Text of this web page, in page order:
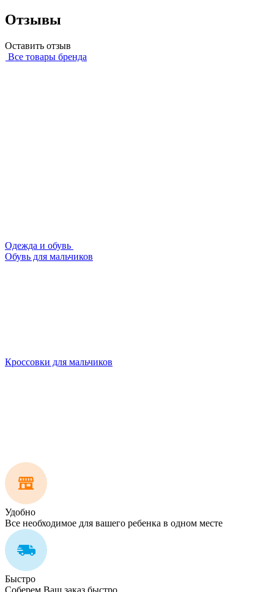
Отзывы
Оставить отзыв
Все товары бренда
Одежда и обувь
Обувь для мальчиков
Кроссовки для мальчиков
Удобно
Все необходимое для вашего ребенка в одном месте
Быстро